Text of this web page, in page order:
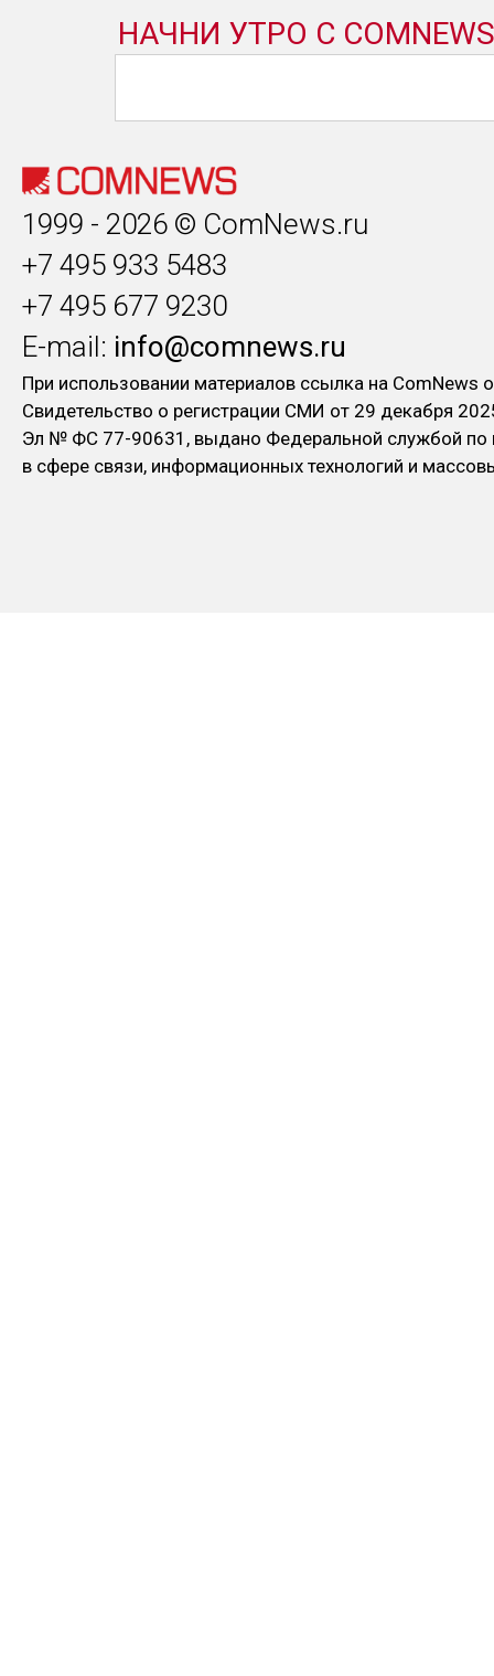
1999 - 2026 © ComNews.ru
+7 495 933 5483
+7 495 677 9230
E-mail: info@comnews.ru
При использовании материалов ссылка на ComNews
Свидетельство о регистрации СМИ от 29 декабря
Эл № ФC 77-90631, выдано Федеральной службой по
в сфере связи, информационных технологий и